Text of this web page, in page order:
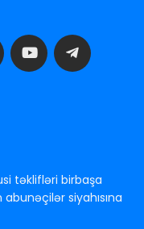
təklifləri birbaşa
siyahısına